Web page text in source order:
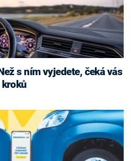
s ním vyjedete, čeká vás